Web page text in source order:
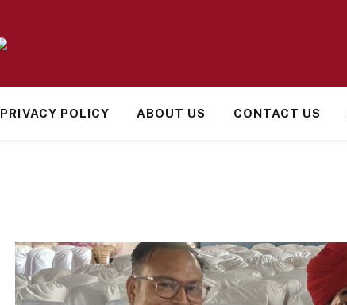
PRIVACY POLICY ABOUT US CONTACT US